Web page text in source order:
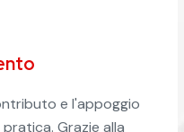
di famiglia
complessa. Un
a disposizione per